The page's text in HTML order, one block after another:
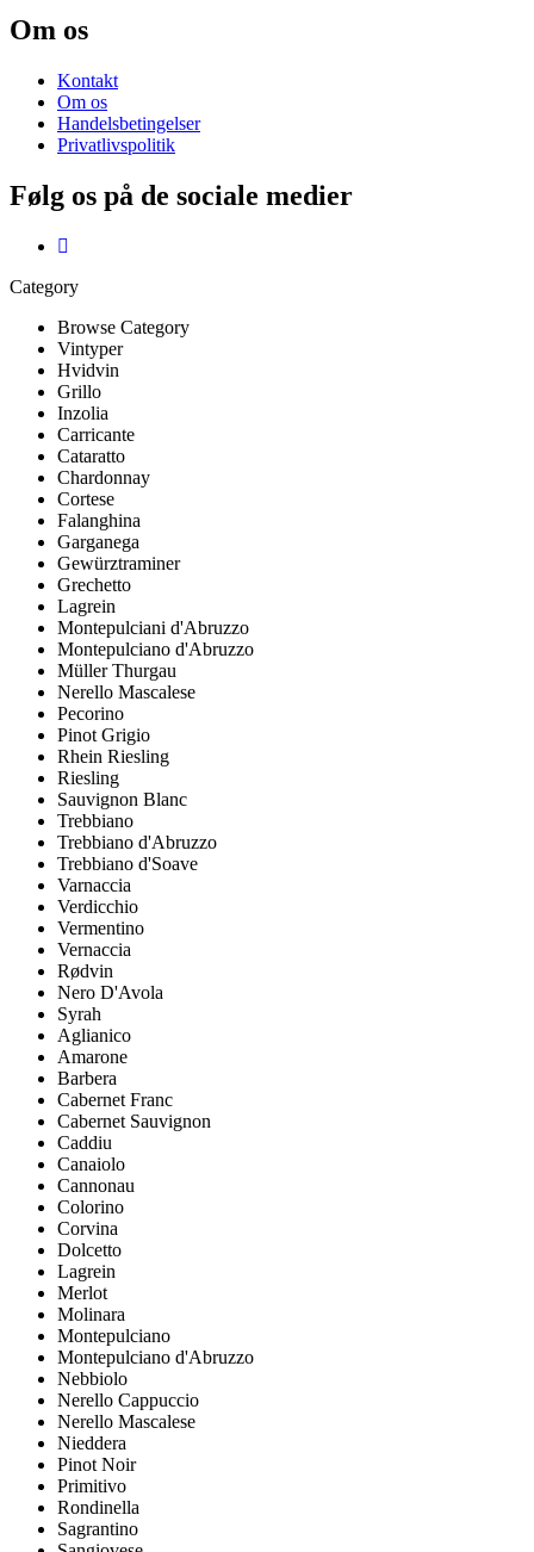
Om os
Kontakt
Om os
Handelsbetingelser
Privatlivspolitik
Følg os på de sociale medier
Category
Browse Category
Vintyper
Hvidvin
Grillo
Inzolia
Carricante
Cataratto
Chardonnay
Cortese
Falanghina
Garganega
Gewürztraminer
Grechetto
Lagrein
Montepulciani d'Abruzzo
Montepulciano d'Abruzzo
Müller Thurgau
Nerello Mascalese
Pecorino
Pinot Grigio
Rhein Riesling
Riesling
Sauvignon Blanc
Trebbiano
Trebbiano d'Abruzzo
Trebbiano d'Soave
Varnaccia
Verdicchio
Vermentino
Vernaccia
Rødvin
Nero D'Avola
Syrah
Aglianico
Amarone
Barbera
Cabernet Franc
Cabernet Sauvignon
Caddiu
Canaiolo
Cannonau
Colorino
Corvina
Dolcetto
Lagrein
Merlot
Molinara
Montepulciano
Montepulciano d'Abruzzo
Nebbiolo
Nerello Cappuccio
Nerello Mascalese
Nieddera
Pinot Noir
Primitivo
Rondinella
Sagrantino